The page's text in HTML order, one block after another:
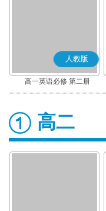
人教版
高一英语必修 第二册
高二